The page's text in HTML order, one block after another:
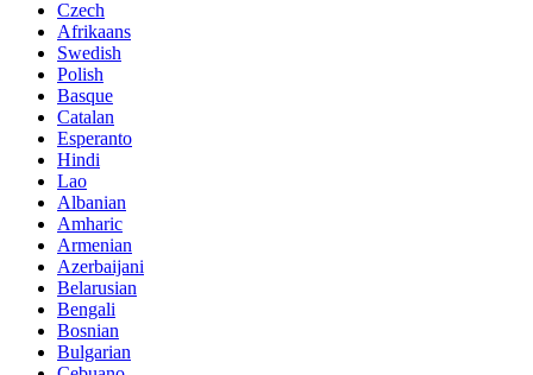
Czech
Afrikaans
Swedish
Polish
Basque
Catalan
Esperanto
Hindi
Lao
Albanian
Amharic
Armenian
Azerbaijani
Belarusian
Bengali
Bosnian
Bulgarian